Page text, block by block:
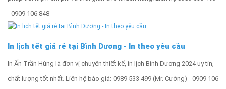
- 0909 106 848
In lịch tết giá rẻ tại Bình Dương - In theo yêu cầu
In Ấn Trần Hùng là đơn vị chuyên thiết kế, in lịch Bình Dương 2024 uy tín,
chất lượng tốt nhất. Liên hệ báo giá: 0989 533 499 (Mr. Cường) - 0909 106